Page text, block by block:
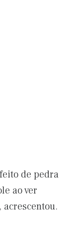
de pedra
ao ver
acrescentou.